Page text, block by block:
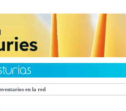
en la red